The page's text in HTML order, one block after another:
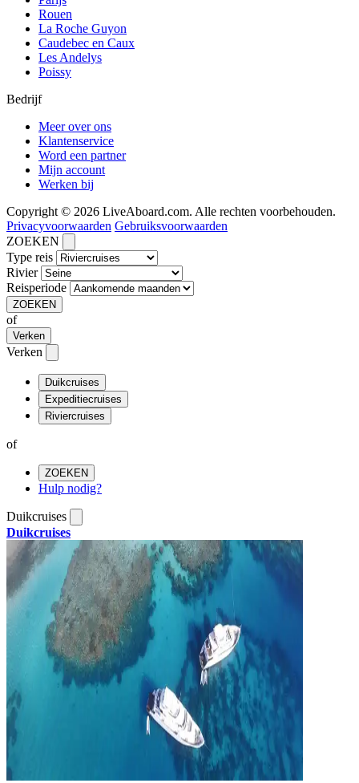
Rouen
La Roche Guyon
Caudebec en Caux
Les Andelys
Poissy
Bedrijf
Meer over ons
Klantenservice
Word een partner
Mijn account
Werken bij
Copyright © 2026 LiveAboard.com. Alle rechten voorbehouden.
Privacyvoorwaarden Gebruiksvoorwaarden
ZOEKEN
Type reis
Rivier
Reisperiode
ZOEKEN
of
Verken
Verken
Duikcruises
Expeditiecruises
Riviercruises
of
ZOEKEN
Hulp nodig?
Duikcruises
Duikcruises